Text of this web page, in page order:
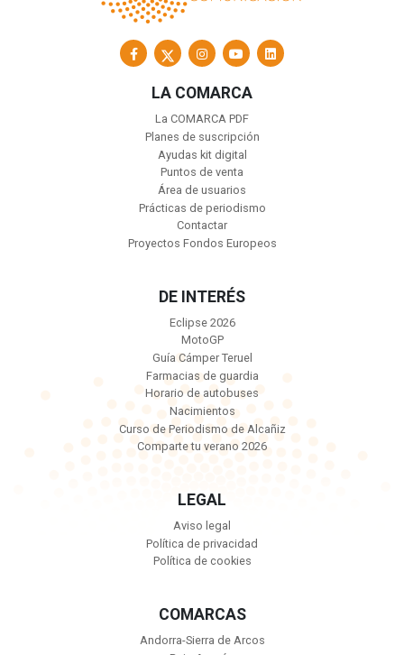
LA COMARCA
La COMARCA PDF
Planes de suscripción
Ayudas kit digital
Puntos de venta
Área de usuarios
Prácticas de periodismo
Contactar
Proyectos Fondos Europeos
DE INTERÉS
Eclipse 2026
MotoGP
Guía Cámper Teruel
Farmacias de guardia
Horario de autobuses
Nacimientos
Curso de Periodismo de Alcañiz
Comparte tu verano 2026
LEGAL
Aviso legal
Política de privacidad
Política de cookies
COMARCAS
Andorra-Sierra de Arcos